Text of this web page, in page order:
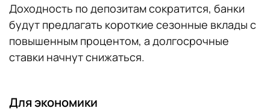
Доходность по депозитам сократится, банки
будут предлагать короткие сезонные вклады с
повышенным процентом, а долгосрочные
ставки начнут снижаться.
Для экономики